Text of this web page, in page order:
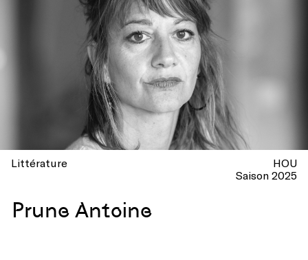
Littérature
HOU
Saison 2025
Prune Antoine